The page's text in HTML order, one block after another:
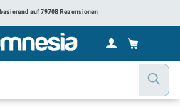
auf 79708 Rezensionen